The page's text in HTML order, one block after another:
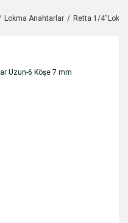
Lokma Anahtarlar Retta 1/